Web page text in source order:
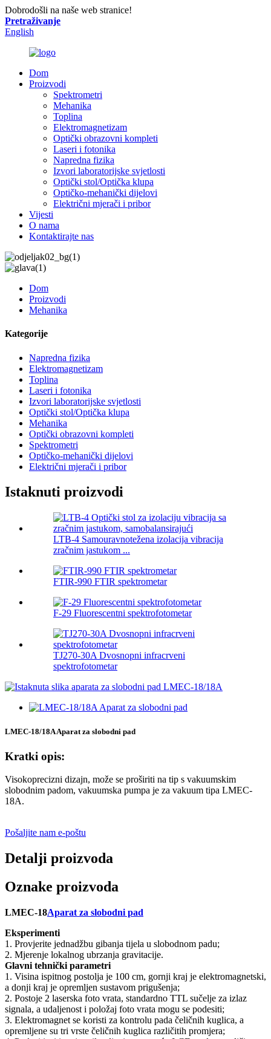
Dobrodošli na naše web stranice!
Pretraživanje
English
Dom
Proizvodi
Spektrometri
Mehanika
Toplina
Elektromagnetizam
Optički obrazovni kompleti
Laseri i fotonika
Napredna fizika
Izvori laboratorijske svjetlosti
Optički stol/Optička klupa
Optičko-mehanički dijelovi
Električni mjerači i pribor
Vijesti
O nama
Kontaktirajte nas
Dom
Proizvodi
Mehanika
Kategorije
Napredna fizika
Elektromagnetizam
Toplina
Laseri i fotonika
Izvori laboratorijske svjetlosti
Optički stol/Optička klupa
Mehanika
Optički obrazovni kompleti
Spektrometri
Optičko-mehanički dijelovi
Električni mjerači i pribor
Istaknuti proizvodi
LTB-4 Samouravnotežena izolacija vibracija
zračnim jastukom ...
FTIR-990 FTIR spektrometar
F-29 Fluorescentni spektrofotometar
TJ270-30A Dvosnopni infracrveni
spektrofotometar
LMEC-18/18A Aparat za slobodni pad
Kratki opis:
Visokoprecizni dizajn, može se proširiti na tip s vakuumskim
slobodnim padom, vakuumska pumpa je za vakuum tipa LMEC-
18A.
Pošaljite nam e-poštu
Detalji proizvoda
Oznake proizvoda
LMEC-18Aparat za slobodni pad
Eksperimenti
1. Provjerite jednadžbu gibanja tijela u slobodnom padu;
2. Mjerenje lokalnog ubrzanja gravitacije.
Glavni tehnički parametri
1. Visina ispitnog postolja je 100 cm, gornji kraj je elektromagnetski,
a donji kraj je opremljen sustavom prigušenja;
2. Postoje 2 laserska foto vrata, standardno TTL sučelje za izlaz
signala, a udaljenost i položaj foto vrata mogu se podesiti;
3. Elektromagnet se koristi za kontrolu pada čeličnih kuglica, a
opremljene su tri vrste čeličnih kuglica različitih promjera;